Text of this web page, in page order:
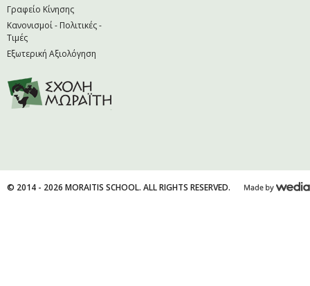
Γραφείο Κίνησης
Κανονισμοί - Πολιτικές -
Τιμές
Εξωτερική Αξιολόγηση
© 2014 - 2026 MORAITIS SCHOOL. ALL RIGHTS RESERVED.